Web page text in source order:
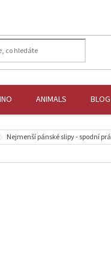
ANIMALS BLOG
Nejmenší pánské slipy - spodní